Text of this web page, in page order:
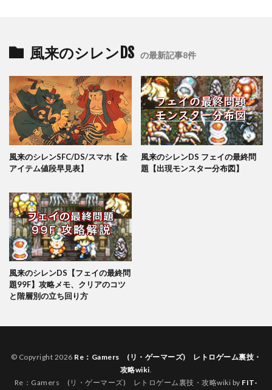
風来のシレンDS の最新記事8件
風来のシレンSFC/DS/スマホ【全
アイテム値段早見表】
風来のシレンDS フェイの最終問
題【出現モンスター分布図】
風来のシレンDS【フェイの最終問
題99F】攻略メモ、クリアのコツ
と階層別の立ち回り方
© Copyright 2026 Re：Gamers (リ・ゲーマーズ) レトロゲーム裏技・
攻略wiki
Re：Gamers (リ・ゲーマーズ) レトロゲーム裏技・攻略wiki by FIT-